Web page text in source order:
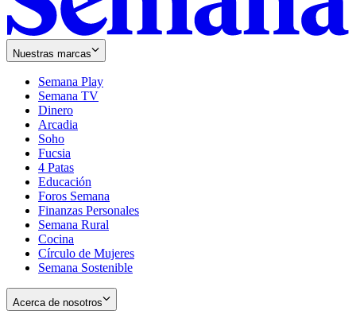
Nuestras marcas
Semana Play
Semana TV
Dinero
Arcadia
Soho
in
new
window
Fucsia
in
new
window
4 Patas
Educación
Foros Semana
Finanzas Personales
Semana Rural
Cocina
Círculo de Mujeres
Semana Sostenible
Acerca de nosotros